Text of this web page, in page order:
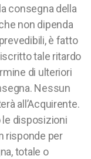
consegna della
non dipenda
è fatto
tale ritardo
di ulteriori
Nessun
all’Acquirente.
le disposizioni
risponde per
totale o